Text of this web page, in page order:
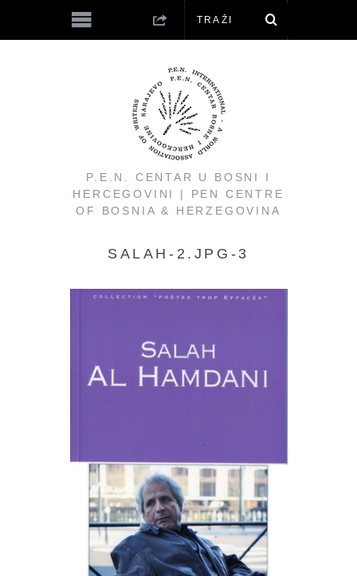
P.E.N. CENTAR U BOSNI I
HERCEGOVINI | PEN CENTRE
OF BOSNIA & HERZEGOVINA
SALAH-2.JPG-3